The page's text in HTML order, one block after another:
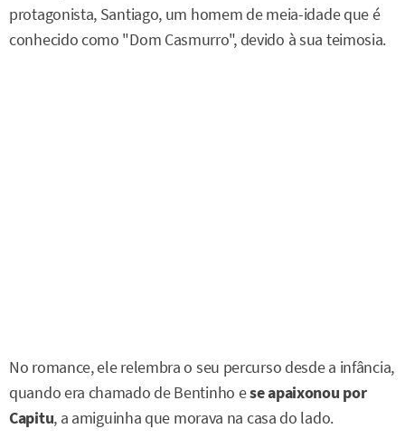
protagonista, Santiago, um homem de meia-idade que é
conhecido como "Dom Casmurro", devido à sua teimosia.
No romance, ele relembra o seu percurso desde a infância,
quando era chamado de Bentinho ese apaixonou por
Capitu, a amiguinha que morava na casa do lado.